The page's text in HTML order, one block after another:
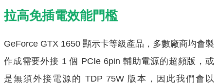
拉高免插電效能門檻
GeForce GTX 1650 顯示卡等級產品，多數廠商均會製
作成需要外接 1 個 PCIe 6pin 輔助電源的超頻版，或
是無須外接電源的 TDP 75W 版本，因此我們會以